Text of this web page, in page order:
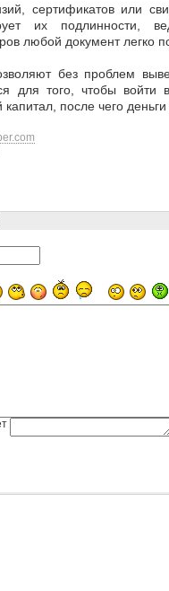
сертификатов или
их подлинности,
любой документ легко
без проблем
для того, чтобы войти
после чего деньги